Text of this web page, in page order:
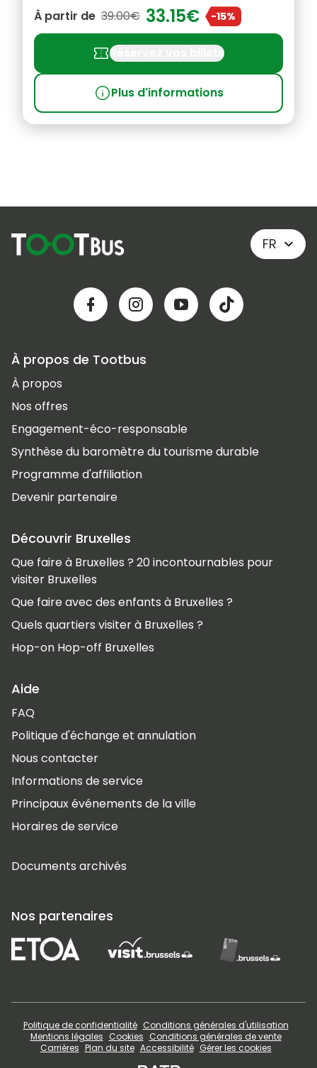
À partir de 39.00€ 33.15€ -15%
confirmation_numberRéservez vos billets
infoPlus d'informations
FR
À propos de Tootbus
À propos
Nos offres
Engagement-éco-responsable
Synthèse du baromètre du tourisme durable
Programme d'affiliation
Devenir partenaire
Découvrir Bruxelles
Que faire à Bruxelles ? 20 incontournables pour
visiter Bruxelles
Que faire avec des enfants à Bruxelles ?
Quels quartiers visiter à Bruxelles ?
Hop-on Hop-off Bruxelles
Aide
FAQ
Politique d'échange et annulation
Nous contacter
Informations de service
Principaux événements de la ville
Horaires de service
Documents archivés
Nos partenaires
Politique de confidentialité Conditions générales d'utilisation
Mentions légales Cookies Conditions générales de vente
Carrières Plan du site Accessibilité Gérer les cookies